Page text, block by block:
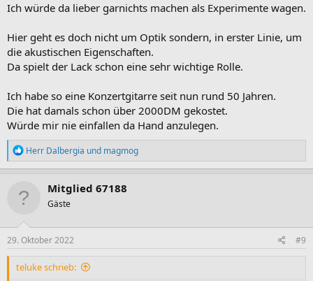
Ich würde da lieber garnichts machen als Experimente wagen.
Hier geht es doch nicht um Optik sondern, in erster Linie, um
die akustischen Eigenschaften.
Da spielt der Lack schon eine sehr wichtige Rolle.
Ich habe so eine Konzertgitarre seit nun rund 50 Jahren.
Die hat damals schon über 2000DM gekostet.
Würde mir nie einfallen da Hand anzulegen.
R
e
a
t
n
e
:
Herr Dalbergia und magmog
Mitglied 67188
Gäste
29. Oktober 2022 #9
teluke schrieb: